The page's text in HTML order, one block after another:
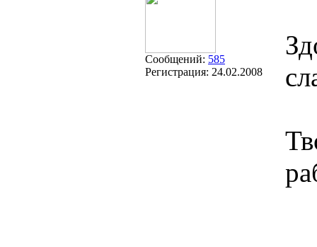
Сообщений: 585
Регистрация: 24.02.2008